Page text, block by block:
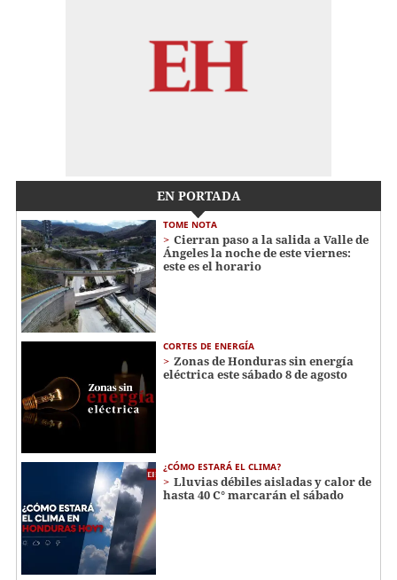
EN PORTADA
TOME NOTA
Cierran paso a la salida a Valle de
Ángeles la noche de este viernes:
este es el horario
CORTES DE ENERGÍA
Zonas de Honduras sin energía
eléctrica este sábado 8 de agosto
¿CÓMO ESTARÁ EL CLIMA?
Lluvias débiles aisladas y calor de
hasta 40 C° marcarán el sábado